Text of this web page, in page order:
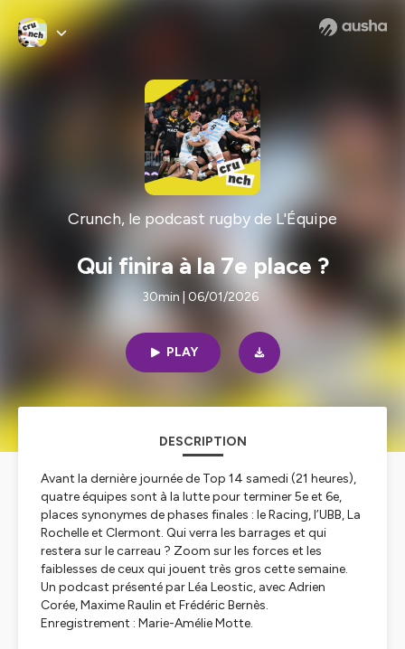
Crunch, le podcast rugby de L'Équipe
Qui finira à la 7e place ?
30min | 06/01/2026
PLAY
DESCRIPTION
Avant la dernière journée de Top 14 samedi (21 heures),
quatre équipes sont à la lutte pour terminer 5e et 6e,
places synonymes de phases finales : le Racing, l’UBB, La
Rochelle et Clermont. Qui verra les barrages et qui
restera sur le carreau ? Zoom sur les forces et les
faiblesses de ceux qui jouent très gros cette semaine.
Un podcast présenté par Léa Leostic, avec Adrien
Corée, Maxime Raulin et Frédéric Bernès.
Enregistrement : Marie-Amélie Motte.